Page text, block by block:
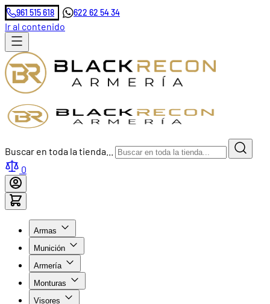
961 515 618 622 62 54 34
Ir al contenido
Buscar en toda la tienda...
0
Armas
Munición
Armería
Monturas
Visores